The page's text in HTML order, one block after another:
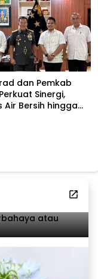
dan Pemkab
Sinergi,
Air Bersih hingga
atau